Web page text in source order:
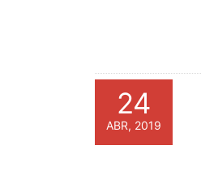
24
ABR, 2019